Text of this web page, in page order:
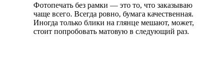
Фотопечать без рамки — это то, что заказываю
чаще всего. Всегда ровно, бумага качественная.
Иногда только блики на глянце мешают, может,
стоит попробовать матовую в следующий раз.